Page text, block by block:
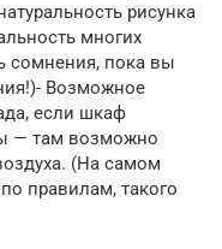
рисунка
многих
сомнения, пока вы
Возможное
если шкаф
— там возможно
(На самом
правилам, такого